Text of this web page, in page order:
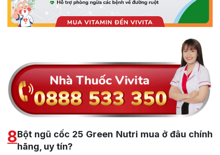
8Bột ngũ cốc 25 Green Nutri mua ở đâu chính
hãng, uy tín?